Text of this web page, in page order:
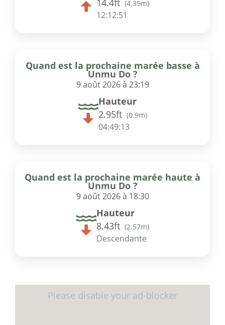
14.4ft (4.39m)
12:12:51
Quand est la prochaine marée basse à
Unmu Do ?
9 août 2026 à 23:19
Hauteur
2.95ft (0.9m)
04:49:13
Quand est la prochaine marée haute à
Unmu Do ?
9 août 2026 à 18:30
Hauteur
8.43ft (2.57m)
Descendante